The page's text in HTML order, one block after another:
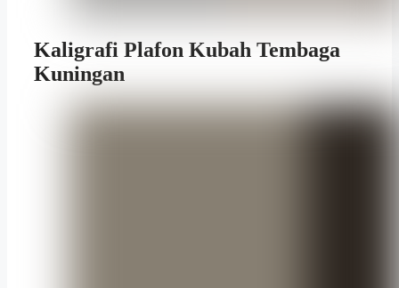
Kaligrafi Plafon Kubah Tembaga
Kuningan